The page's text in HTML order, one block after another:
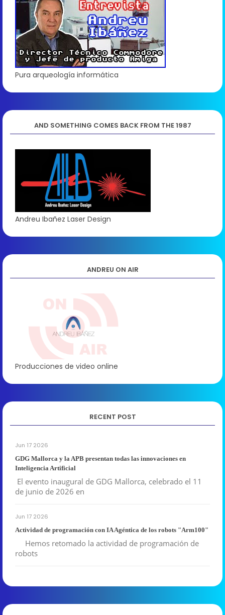
Pura arqueología informática
AND SOMETHING COMES BACK FROM THE 1987
Andreu Ibañez Laser Design
ANDREU ON AIR
Producciones de video online
RECENT POST
Jun 17 2026
GDG Mallorca y la APB presentan todas las innovaciones en
Inteligencia Artificial
El evento inaugural de GDG Mallorca, celebrado el 11
de junio de 2026 en
Jun 17 2026
Actividad de programación con IA Agéntica de los robots "Arm100"
Hemos retomado la actividad de programación de
robots